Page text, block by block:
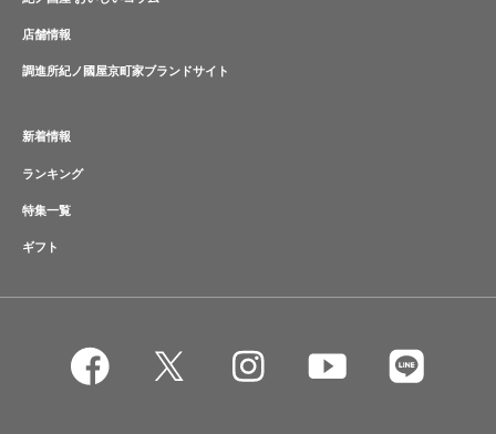
店舗情報
調進所紀ノ國屋京町家ブランドサイト
新着情報
ランキング
特集一覧
ギフト